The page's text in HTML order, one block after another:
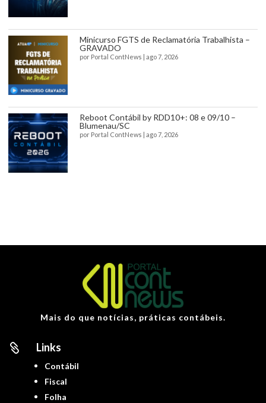
Minicurso FGTS de Reclamatória Trabalhista –
GRAVADO
por Portal ContNews ago 7, 2026
Reboot Contábil by RDD10+: 08 e 09/10 –
Blumenau/SC
por Portal ContNews ago 7, 2026
Mais do que notícias, práticas contábeis.
 Links
Contábil
Fiscal
Folha